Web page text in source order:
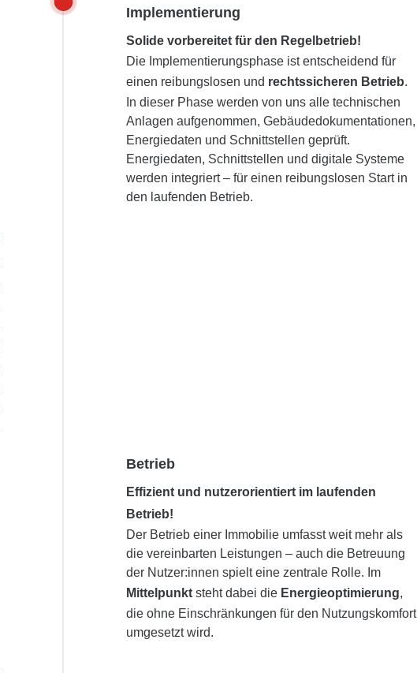
Implementierung
Solide vorbereitet für den Regelbetrieb!
Die Implementierungsphase ist entscheidend für
einen reibungslosen und rechtssicheren Betrieb.
In dieser Phase werden von uns alle technischen
Anlagen aufgenommen, Gebäudedokumentationen,
Energiedaten und Schnittstellen geprüft.
Energiedaten, Schnittstellen und digitale Systeme
werden integriert – für einen reibungslosen Start in
den laufenden Betrieb.
Betrieb
Effizient und nutzerorientiert im laufenden
Betrieb!
Der Betrieb einer Immobilie umfasst weit mehr als
die vereinbarten Leistungen – auch die Betreuung
der Nutzer:innen spielt eine zentrale Rolle. Im
Mittelpunkt steht dabei die Energieoptimierung,
die ohne Einschränkungen für den Nutzungskomfort
umgesetzt wird.